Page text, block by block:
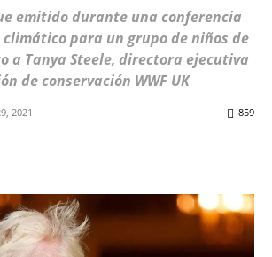
emitido durante una conferencia
para un grupo de niños de
a Tanya Steele, directora ejecutiva
de conservación WWF UK
2021 859